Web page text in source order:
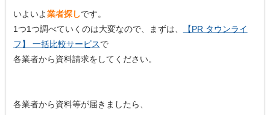
いよいよ業者探しです。
1つ1つ調べていくのは大変なので、まずは、
【PR タウンライ
フ】 一括比較サービスで
各業者から資料請求をしてください。
各業者から資料等が届きましたら、